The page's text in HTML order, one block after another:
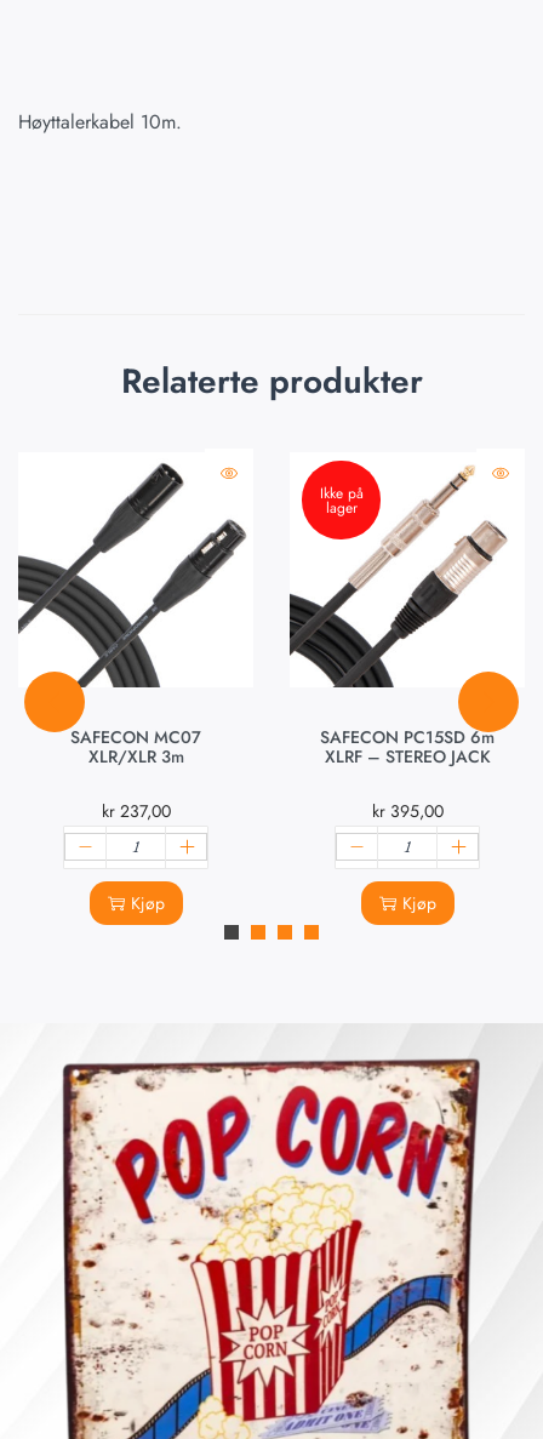
Høyttalerkabel 10m.
Relaterte produkter
SAFECON MC07
XLR/XLR 3m
kr237,00
Kjøp
Ikke på
lager
SAFECON PC15SD 6m
XLRF – STEREO JACK
kr395,00
Kjøp